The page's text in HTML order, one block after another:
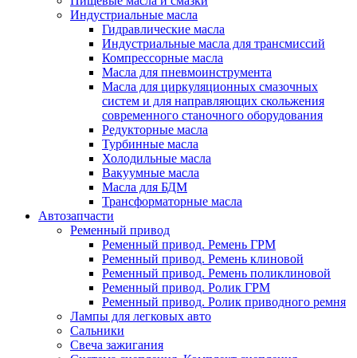
Индустриальные масла
Гидравлические масла
Индустриальные масла для трансмиссий
Компрессорные масла
Масла для пневмоинструмента
Масла для циркуляционных смазочных
систем и для направляющих скольжения
современного станочного оборудования
Редукторные масла
Турбинные масла
Холодильные масла
Вакуумные масла
Масла для БДМ
Трансформаторные масла
Автозапчасти
Ременный привод
Ременный привод. Ремень ГРМ
Ременный привод. Ремень клиновой
Ременный привод. Ремень поликлиновой
Ременный привод. Ролик ГРМ
Ременный привод. Ролик приводного ремня
Лампы для легковых авто
Сальники
Свеча зажигания